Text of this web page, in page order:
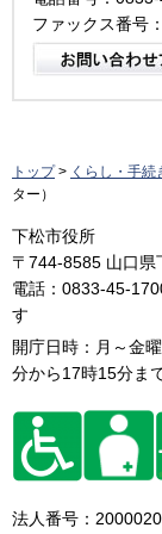
ファックス番号
トップ> くらし・手続
ター）
下松市役所
〒744-8585 山口県
電話：0833-45-
す
開庁日時：月～金
分から17時15分ま
法人番号：